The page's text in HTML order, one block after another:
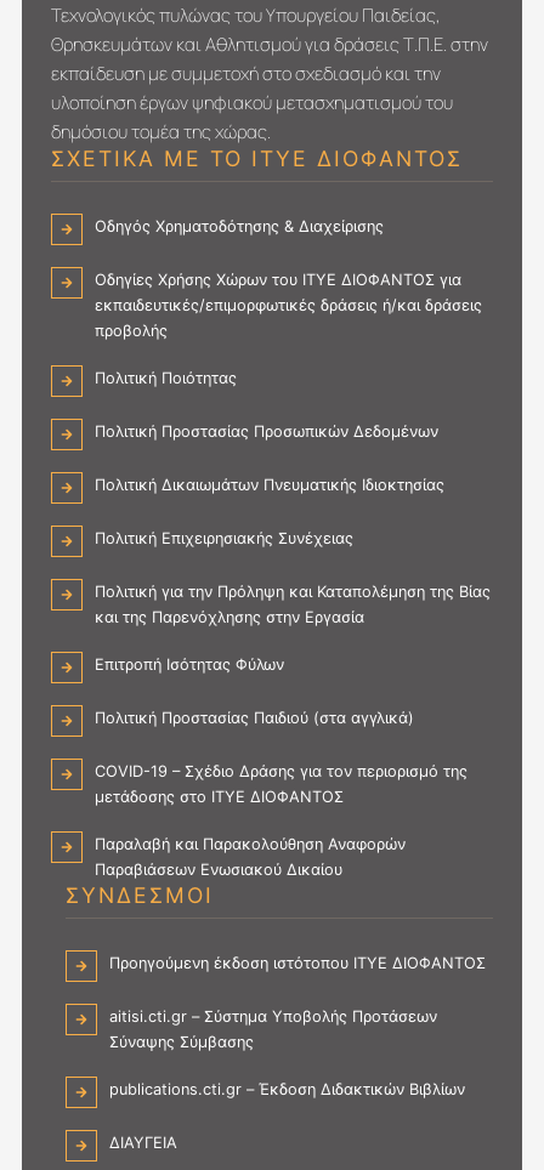
Τεχνολογικός πυλώνας του Υπουργείου Παιδείας,
Θρησκευμάτων και Αθλητισμού για δράσεις Τ.Π.Ε. στην
εκπαίδευση με συμμετοχή στο σχεδιασμό και την
υλοποίηση έργων ψηφιακού μετασχηματι­σμού του
δημόσιου τομέα της χώρας.
ΣΧΕΤΙΚΑ ΜΕ ΤΟ ΙΤΥΕ ΔΙΟΦΑΝΤΟΣ
Οδηγός Χρηματοδότησης & Διαχείρισης
Οδηγίες Χρήσης Χώρων του ΙΤΥΕ ΔΙΟΦΑΝΤΟΣ για
εκπαιδευτικές/επιμορφωτικές δράσεις ή/και δράσεις
προβολής
Πολιτική Ποιότητας
Πολιτική Προστασίας Προσωπικών Δεδομένων
Πολιτική Δικαιωμάτων Πνευματικής Ιδιοκτησίας
Πολιτική Επιχειρησιακής Συνέχειας
Πολιτική για την Πρόληψη και Καταπολέμηση της Βίας
και της Παρενόχλησης στην Εργασία
Επιτροπή Ισότητας Φύλων
Πολιτική Προστασίας Παιδιού (στα αγγλικά)
COVID-19 – Σχέδιο Δράσης για τον περιορισμό της
μετάδοσης στο ΙΤΥΕ ΔΙΟΦΑΝΤΟΣ
Παραλαβή και Παρακολούθηση Αναφορών
Παραβιάσεων Ενωσιακού Δικαίου
ΣΥΝΔΕΣΜΟΙ
Προηγούμενη έκδοση ιστότοπου ΙΤΥΕ ΔΙΟΦΑΝΤΟΣ
aitisi.cti.gr – Σύστημα Υποβολής Προτάσεων
Σύναψης Σύμβασης
publications.cti.gr – Έκδοση Διδακτικών Βιβλίων
ΔΙΑΥΓΕΙΑ